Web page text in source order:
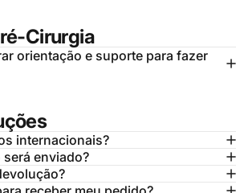
Cirurgia
orientação e suporte para fazer
internacionais?
enviado?